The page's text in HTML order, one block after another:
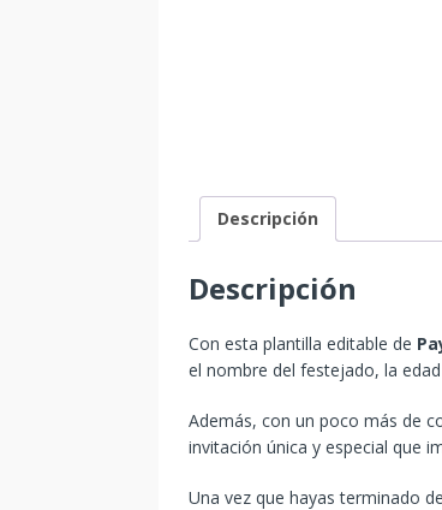
Descripción
Descripción
Con esta plantilla editable de
el nombre del festejado, la
Además, con un poco más de
invitación única y especial que
Una vez que hayas terminado